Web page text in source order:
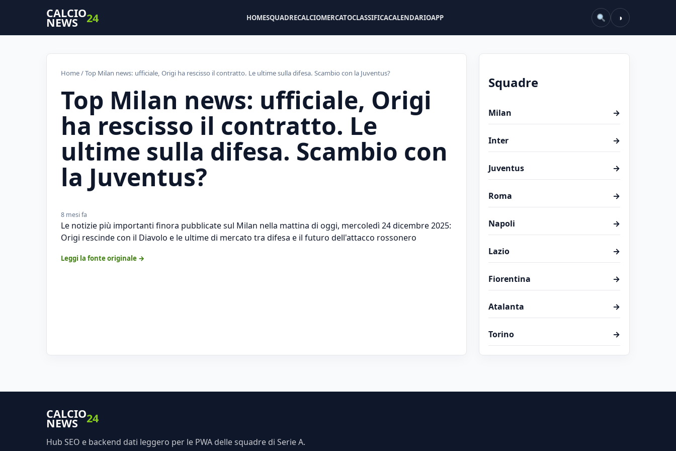
CALCIO
NEWS 24 HOMESQUADRECALCIOMERCATOCLASSIFICACALENDARIOAPP ◑
Home/ Top Milan news: ufficiale, Origi ha rescisso il contratto. Le ultime sulla difesa. Scambio con la Juventus?
Top Milan news: ufficiale, Origi
ha rescisso il contratto. Le
ultime sulla difesa. Scambio con
la Juventus?
8 mesi fa
Le notizie più importanti finora pubblicate sul Milan nella mattina di oggi, mercoledì 24 dicembre 2025:
Origi rescinde con il Diavolo e le ultime di mercato tra difesa e il futuro dell'attacco rossonero
Leggi la fonte originale →
Squadre
Milan →
Inter →
Juventus →
Roma →
Napoli →
Lazio →
Fiorentina →
Atalanta →
Torino →
CALCIO
NEWS 24
Hub SEO e backend dati leggero per le PWA delle squadre di Serie A.